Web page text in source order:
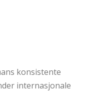
konsistente
internasjonale